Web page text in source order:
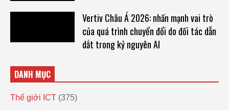
Vertiv Châu Á 2026: nhấn mạnh vai trò
của quá trình chuyển đổi do đối tác dẫn
dắt trong kỷ nguyên AI
DANH MỤC
Thế giới ICT (375)